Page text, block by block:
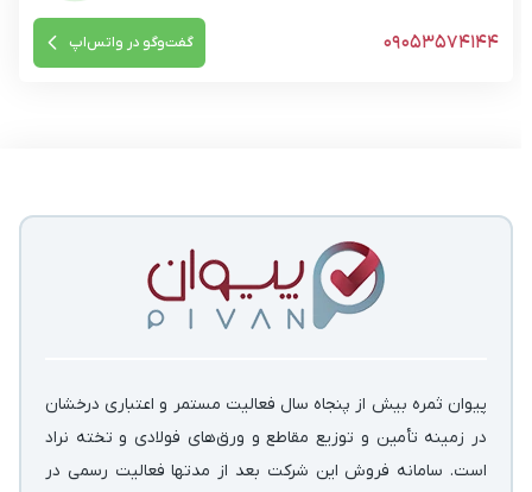
09053574144 گفت‌وگو در واتس‌اپ
پیوان ثمره بیش از پنجاه سال فعالیت مستمر و اعتباری درخشان
در زمینه‌ تأمین و توزیع مقاطع و ورق‌های فولادی و تخته نراد
است. سامانه فروش این شرکت بعد از مدتها فعالیت رسمی در